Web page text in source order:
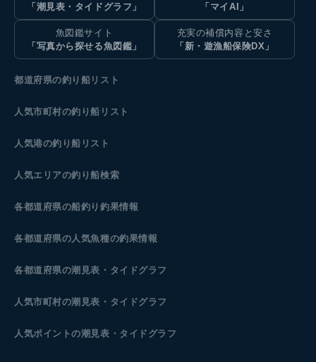
「潮見表・タイドグラフ」
「マイAI」
魚図鑑サイト
「写真から探せる魚図鑑」
充実の補償内容と安さ
「新・遊漁船保険DX」
都道府県の釣り船リスト
人気市町村の釣り船リスト
人気港の釣り船リスト
人気エリアの釣り船検索
各都道府県の船釣り釣果情報
各都道府県の人気魚種の釣果情報
各都道府県の潮見表 ・タイドグラフ
人気市町村の潮見表・タイドグラフ
人気ポイントの潮見表・タイドグラフ